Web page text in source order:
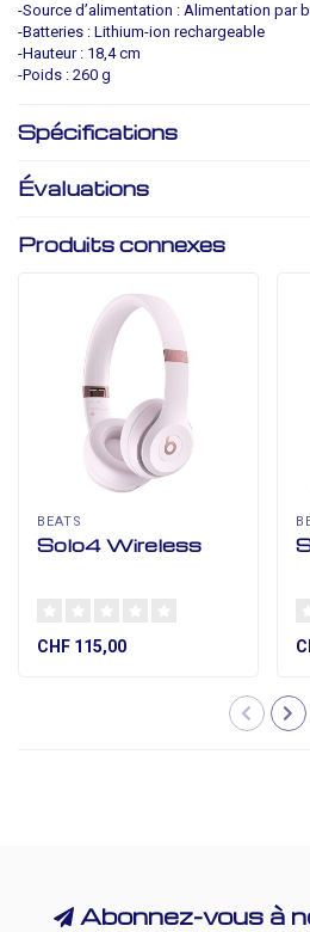
-Source d’alimentation : Alimentation par
-Batteries : Lithium-ion rechargeable
-Hauteur : 18,4 cm
-Poids : 260 g
Spécifications
Évaluations
Produits connexes
BEATS
Solo4 Wireless
CHF 115,00
Abonnez-vous à